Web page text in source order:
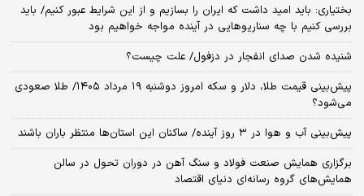
بختیاری: باید امید داشت که ایران را بسازیم و از این شرایط عبور کنیم/ باید
بررسی کنیم با چه سناریوهایی در آینده مواجه خواهیم بود
شنیده شدن صدای انفجار در دزفول/ علت چیست؟
پیش‌بینی قیمت طلا، دلار و سکه امروز دوشنبه ۱۹ مرداد ۱۴۰۵/ طلا صعودی
می‌شود؟
پیش‌بینی آب و هوا در ۳ روز آینده/ ساکنان این استان‌ها منتظر باران باشند
برگزاری همایش صنعت فولاد و سنگ آهن در دوران تحول در سالن
همایش‌های گروه رسانه‌ای دنیای اقتصاد